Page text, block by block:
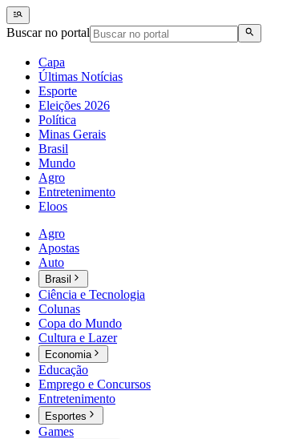
Buscar no portal
Capa
Últimas Notícias
Esporte
Eleições 2026
Política
Minas Gerais
Brasil
Mundo
Agro
Entretenimento
Eloos
Agro
Apostas
Auto
Brasil
Ciência e Tecnologia
Colunas
Copa do Mundo
Cultura e Lazer
Economia
Educação
Emprego e Concursos
Entretenimento
Esportes
Games